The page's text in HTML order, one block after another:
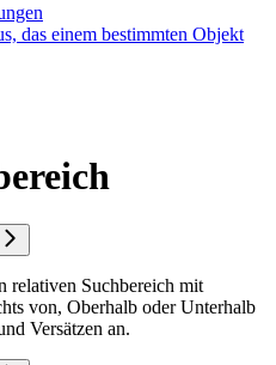
das einem bestimmten Objekt
relativen Suchbereich mit
von, Oberhalb oder Unterhalb
Versätzen an.